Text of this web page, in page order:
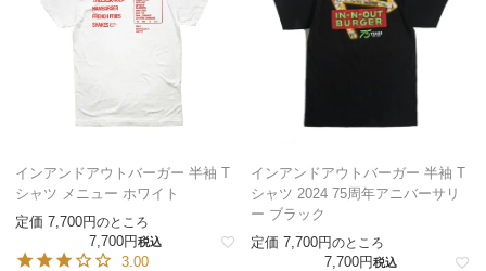
インアンドアウトバーガー 半袖 T
シャツ メニュー ホワイト
定価 7,700 のところ
7,700 税込
3.00
インアンドアウトバーガー 半袖 T
シャツ 2024 75周年アニバーサリ
ー ブラック
定価 7,700 のところ
7,700 税込